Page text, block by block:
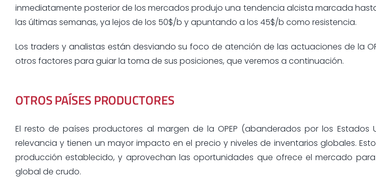
inmediatamente posterior de los mercados produjo una tendencia alcista marcada
las últimas semanas, ya lejos de los 50$/b y apuntando a los 45$/b como resistencia.
Los traders y analistas están desviando su foco de atención de las actuaciones de la
otros factores para guiar la toma de sus posiciones, que veremos a continuación.
OTROS PAÍSES PRODUCTORES
El resto de países productores al margen de la OPEP (abanderados por los Estados
relevancia y tienen un mayor impacto en el precio y niveles de inventarios globales.
producción establecido, y aprovechan las oportunidades que ofrece el mercado
global de crudo.